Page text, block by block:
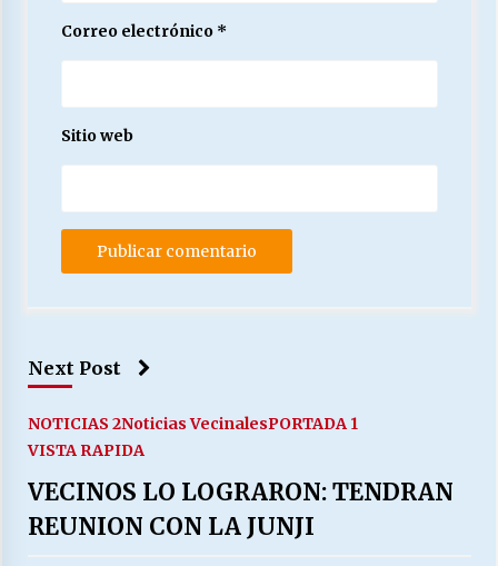
Correo electrónico *
Sitio web
Next Post
NOTICIAS 2Noticias VecinalesPORTADA 1
VISTA RAPIDA
VECINOS LO LOGRARON: TENDRAN
REUNION CON LA JUNJI